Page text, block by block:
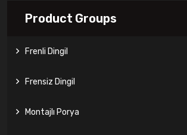
Product Groups
Frenli Dingil
Frensiz Dingil
Montajlı Porya